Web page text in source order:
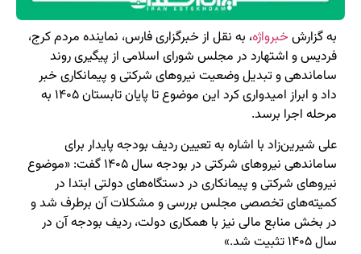
به گزارش خبرواژه، به نقل از خبرگزاری فارس، نماینده مردم کرج،
فردیس و اشتهارد در مجلس شورای اسلامی از پیگیری روند
ساماندهی و تبدیل وضعیت نیروهای شرکتی و پیمانکاری خبر
داد و ابراز امیدواری کرد این موضوع تا پایان تابستان ۱۴۰۵ به
مرحله اجرا برسد.
علی شیرین‌زاد با اشاره به تعیین ردیف بودجه پایدار برای
ساماندهی نیروهای شرکتی در بودجه سال ۱۴۰۵ گفت: «موضوع
نیروهای شرکتی و پیمانکاری در دستگاه‌های دولتی ابتدا در
کمیته‌های تخصصی مجلس بررسی و مشکلات آن برطرف شد و
در بخش منابع مالی نیز با همکاری دولت، ردیف بودجه آن در
سال ۱۴۰۵ تثبیت شد.»